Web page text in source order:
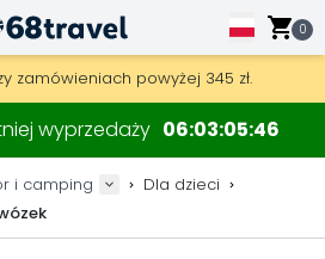
0
zamówieniach powyżej 345 zł.
na drewniane mapy i dekoracje.
outdoorowy i akcesoria.
wyprzedaży 06030546
i camping
Dla dzieci